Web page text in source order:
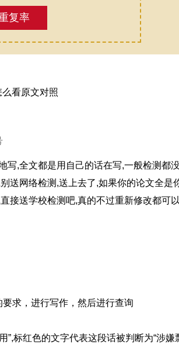
复率
写,全文都是用自己的话在写,一般检测都
送网络检测,送上去了,如果你的论文全是
接送学校检测吧,真的不过重新修改都可
求，进行写作，然后进行查询
标红色的文字代表这段话被判断为“涉嫌